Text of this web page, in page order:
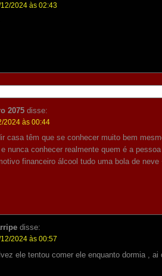
2024 às 02:43
2075 disse:
2024 às 00:44
casa têm que se conhecer muito bem
nunca conhecer realmente quem é a
financeiro álcool tudo uma bola de neve
disse:
2024 às 00:57
ele tentou comer ele enquanto dormia , ai